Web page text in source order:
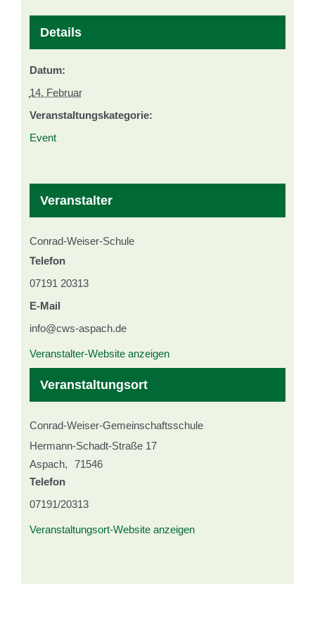
Details
Datum:
14. Februar
Veranstaltungskategorie:
Event
Veranstaltungsort
Conrad-Weiser-Gemeinschaftsschule
Hermann-Schadt-Straße 17
Aspach,
71546
Telefon
07191/20313
Veranstaltungsort-Website anzeigen
Veranstalter
Conrad-Weiser-Schule
Telefon
07191 20313
E-Mail
info@cws-aspach.de
Veranstalter-Website anzeigen